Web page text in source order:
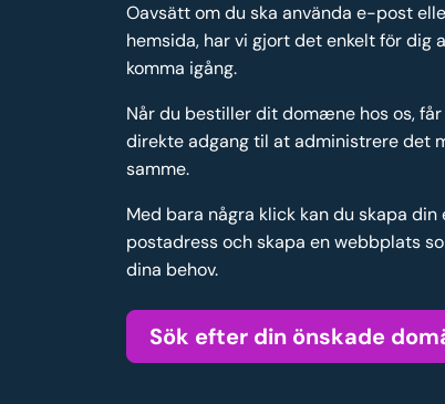
Oavsätt om du ska använda e-post
hemsida, har vi gjort det enkelt för dig
komma igång.
Når du bestiller dit domæne hos os, får
direkte adgang til at administrere det
samme.
Med bara några klick kan du skapa din
postadress och skapa en webbplats
dina behov.
Sök efter din önskade